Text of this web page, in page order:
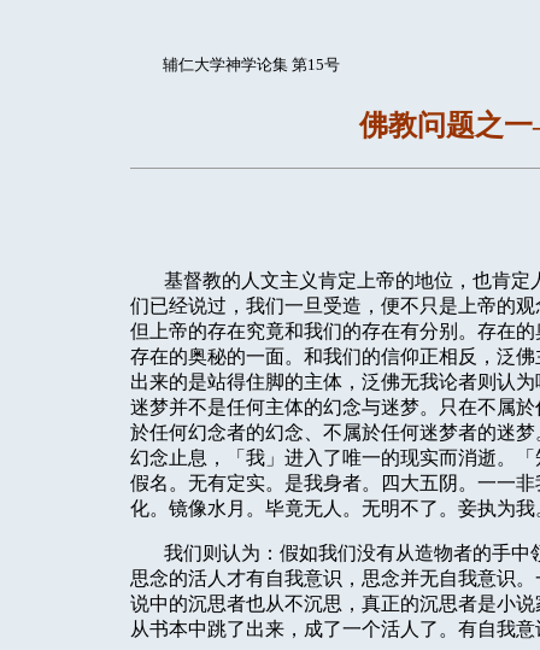
辅仁大学神学论集 第15号
佛教问题之
基督教的人文主义肯定上帝的地位，也肯
们已经说过，我们一旦受造，便不只是上帝的
但上帝的存在究竟和我们的存在有分别。存在
存在的奥秘的一面。和我们的信仰正相反，泛
出来的是站得住脚的主体，泛佛无我论者则认
迷梦并不是任何主体的幻念与迷梦。只在不属
於任何幻念者的幻念、不属於任何迷梦者的迷
幻念止息，「我」进入了唯一的现实而消逝。
假名。无有定实。是我身者。四大五阴。一一
化。镜像水月。毕竟无人。无明不了。妾执为我
我们则认为：假如我们没有从造物者的手
思念的活人才有自我意识，思念并无自我意识
说中的沉思者也从不沉思，真正的沉思者是小
从书本中跳了出来，成了一个活人了。有自我